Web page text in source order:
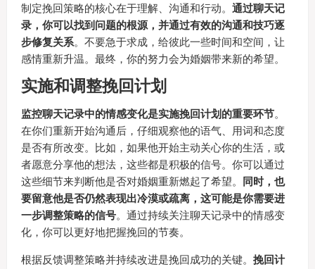
制定挽回策略的核心在于理解、沟通和行动。 通过聊天记
录，你可以找到问题的根源，并通过有效的沟通和技巧逐
步修复关系。不要急于求成，给彼此一些时间和空间，让
感情重新升温。最终，你的努力会为婚姻带来新的希望。
实施和调整挽回计划
监控聊天记录中的情感变化是实施挽回计划的重要环节。
在你们重新开始沟通后，仔细观察他的语气、用词和态度
是否有所改变。比如，如果他开始主动关心你的生活，或
者愿意分享他的想法，这些都是积极的信号。你可以通过
这些细节来判断他是否对婚姻重新燃起了希望。
同时，也
要留意他是否仍然表现出冷漠或疏离，这可能是你需要进
一步调整策略的信号。通过持续关注聊天记录中的情感变
化，你可以更好地把握挽回的节奏。
根据反馈调整策略并持续改进是挽回成功的关键。 挽回计